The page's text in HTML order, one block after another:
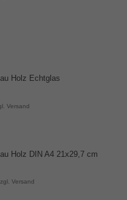
Holz Echtglas
Versand
Holz DIN A4 21x29,7 cm
Versand